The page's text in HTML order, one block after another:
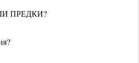
ПРЕДКИ?